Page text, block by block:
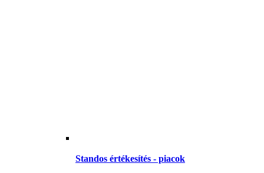
Standos értékesítés - piacok